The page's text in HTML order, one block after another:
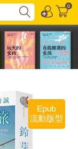
0
Epub
流動版型